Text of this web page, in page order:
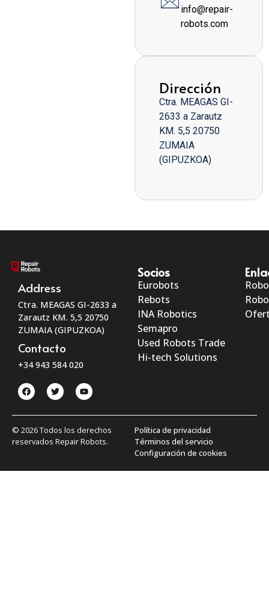
info@repair-
robots.com
Dirección
Ctra. MEAGAS GI-
2633 a Zarautz
KM. 5,5 20750
ZUMAIA
(GIPUZKOA)
Address
Ctra. MEAGAS GI-2633 a
Zarautz KM. 5,5 20750
ZUMAIA (GIPUZKOA)
Contacto
+34 943 584 020
Socios
Eurobots
Rebots
INA Robotics
Semapro
Used Robots Trade
Hi-tech Solutions
© 2026 Todos los derechos
reservados Repair Robots.
Política de privacidad
Términos del servicio
Configuración de cookies